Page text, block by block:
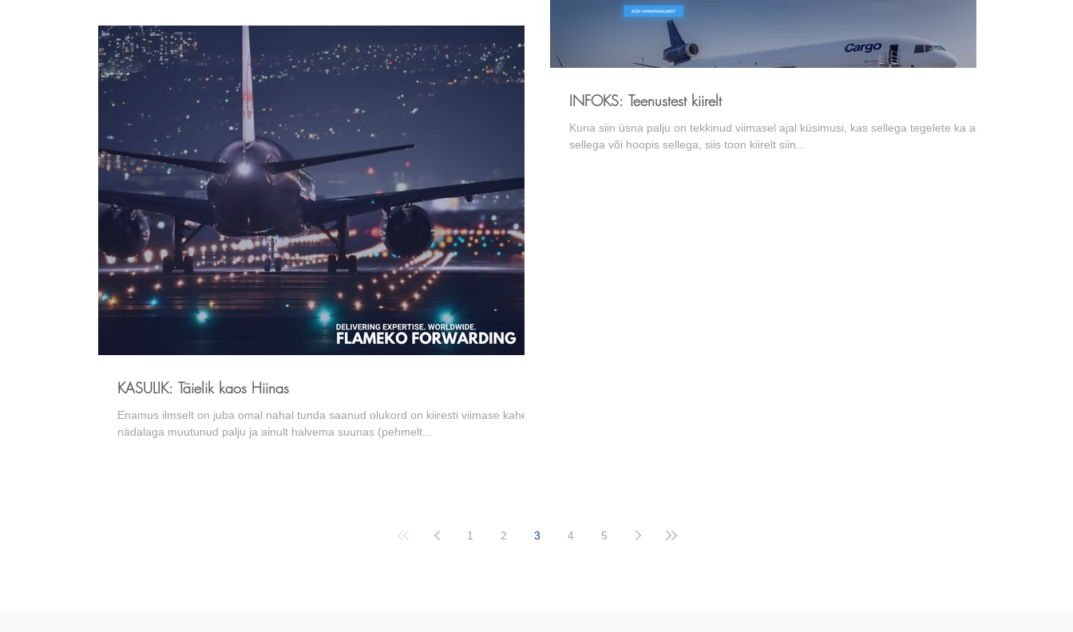
KASULIK: Täielik kaos Hiinas
Enamus ilmselt on juba omal nahal tunda saanud olukord on kiiresti viimase kahe
nädalaga muutunud palju ja ainult halvema suunas (pehmelt...
INFOKS: Teenustest kiirelt
Kuna siin üsna palju on tekkinud viimasel ajal küsimusi, kas sellega tegelete ka aga
sellega või hoopis sellega, siis toon kiirelt siin...
1 2 3 4 5